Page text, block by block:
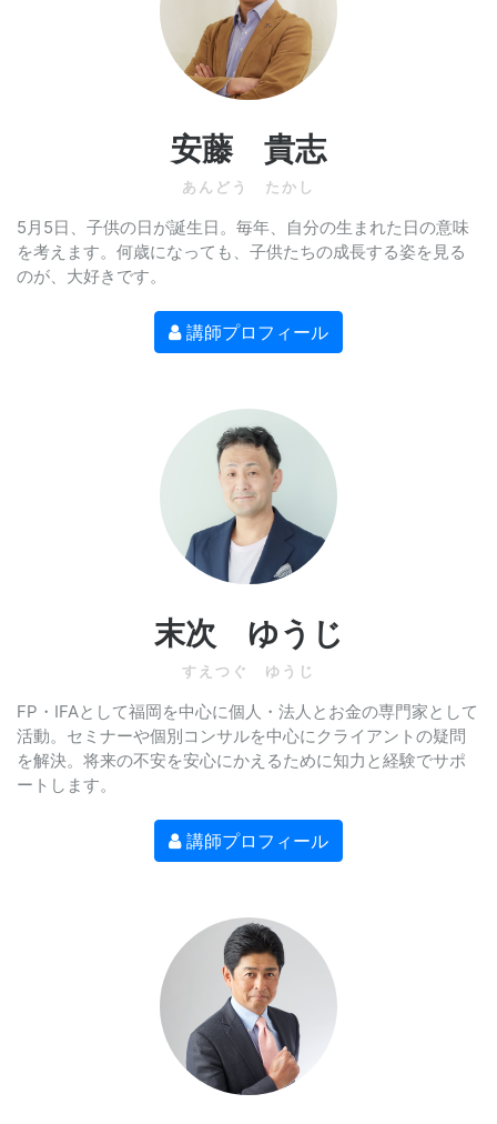
安藤 貴志
あんどう たかし
5月5日、子供の日が誕生日。毎年、自分の生まれた日の意味
を考えます。何歳になっても、子供たちの成長する姿を見る
のが、大好きです。
講師プロフィール
末次 ゆうじ
すえつぐ ゆうじ
FP・IFAとして福岡を中心に個人・法人とお金の専門家として
活動。セミナーや個別コンサルを中心にクライアントの疑問
を解決。将来の不安を安心にかえるために知力と経験でサポ
ートします。
講師プロフィール